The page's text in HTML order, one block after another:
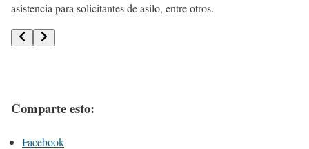
asistencia para solicitantes de asilo, entre otros.
Comparte esto:
Facebook